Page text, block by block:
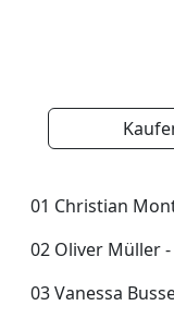
01 Christian
02 Oliver Müller
03 Vanessa